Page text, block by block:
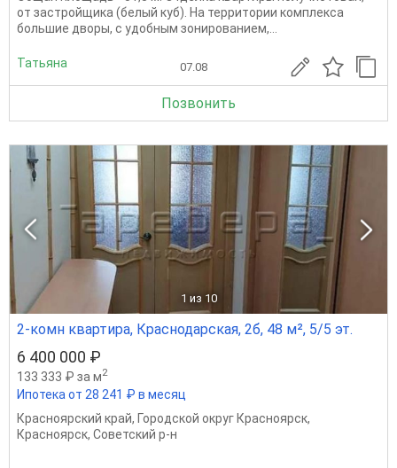
от застройщика (белый куб). На территории комплекса
большие дворы, с удобным зонированием,...
Татьяна 07.08
Позвонить
1 из 10
2-комн квартира, Краснодарская, 2б, 48 м², 5/5 эт.
6 400 000 ₽
133 333 ₽ за м2
Ипотека от 28 241 ₽ в месяц
Красноярский край, Городской округ Красноярск,
Красноярск, Советский р-н